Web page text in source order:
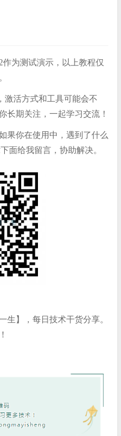
作为测试演示，以上教程仅
激活方式和工具可能会不
长期关注，一起学习交流！
果你在使用中，遇到了什么
面给我留言，协助解决。
生】，每日技术干货分享。